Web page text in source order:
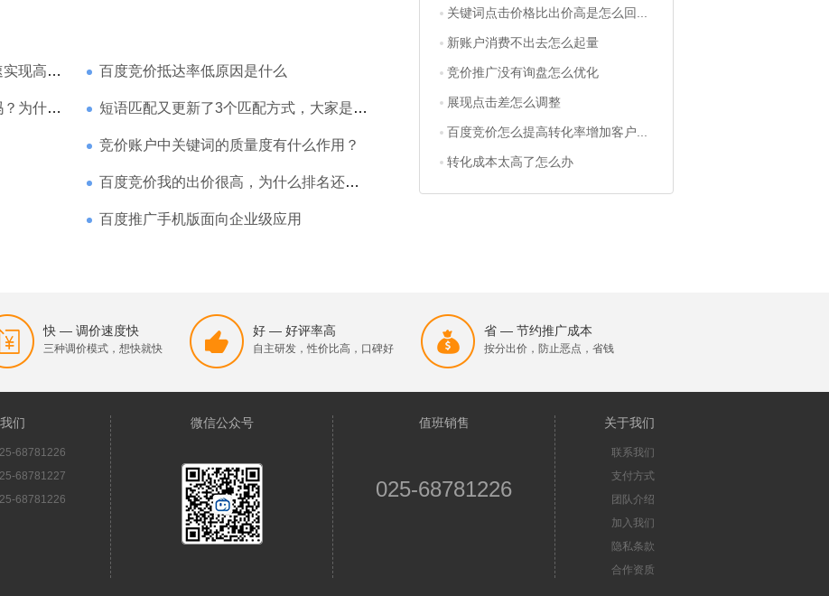
关键词点击价格比出价高是怎么回...
新账户消费不出去怎么起量
竞价推广没有询盘怎么优化
展现点击差怎么调整
百度竞价怎么提高转化率增加客户...
转化成本太高了怎么办
哪家强？ 百度竞价抵达率低原因是什么
遇那么高 短语匹配又更新了3个匹配方式，大家是如何理解的
竞价账户中关键词的质量度有什么作用？
百度竞价我的出价很高，为什么排名还是靠后
百度推广手机版面向企业级应用
快 — 调价速度快
三种调价模式，想快就快
好 — 好评率高
自主研发，性价比高，口碑好
省 — 节约推广成本
按分出价，防止恶点，省钱
们
68781226
68781227
68781226
微信公众号 值班销售
025-68781226
关于我们
联系我们
支付方式
团队介绍
加入我们
隐私条款
合作资质